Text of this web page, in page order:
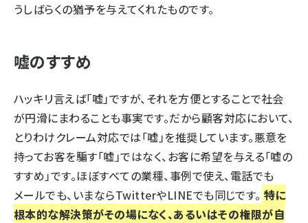
うしばらくの猶予を与えてくれたものです。
嘘のすすめ
ハッキリ言えば「嘘」ですが、それを方便とすることで社会
が円滑にまわることも事実です。だから顧客対応において、
とりわけクレーム対応では「嘘」を推奨しています。悪意を
持ってお客を騙す「嘘」ではなく、お客に希望を与える「嘘の
すすめ」です。ほぼすべての業種、事例で使え、電話でも
メールでも、いまならTwitterやLINEでも同じです。 特に
根本的な解決策がその場になく、あるいはその権限が自